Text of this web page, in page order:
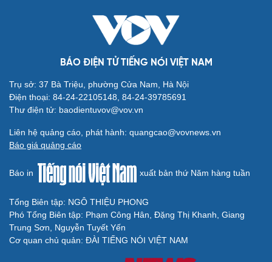
BÁO ĐIỆN TỬ TIẾNG NÓI VIỆT NAM
Trụ sở: 37 Bà Triệu, phường Cửa Nam, Hà Nội
Điện thoại: 84-24-22105148, 84-24-39785691
Thư điện tử: baodientuvov@vov.vn
Liên hệ quảng cáo, phát hành: quangcao@vovnews.vn
Báo giá quảng cáo
Báo in xuất bản thứ Năm hàng tuần
Tổng Biên tập: NGÔ THIỆU PHONG
Phó Tổng Biên tập: Phạm Công Hân, Đặng Thị Khanh, Giang
Trung Sơn, Nguyễn Tuyết Yến
Cơ quan chủ quản: ĐÀI TIẾNG NÓI VIỆT NAM